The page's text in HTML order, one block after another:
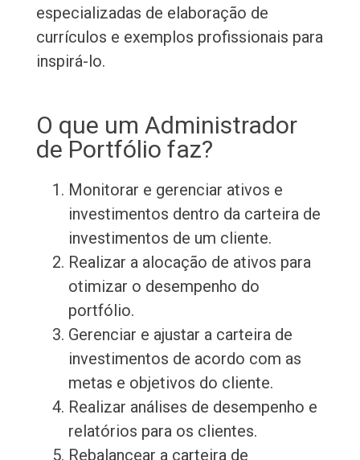
especializadas de elaboração de
currículos e exemplos profissionais para
inspirá-lo.
O que um Administrador
de Portfólio faz?
Monitorar e gerenciar ativos e
investimentos dentro da carteira de
investimentos de um cliente.
Realizar a alocação de ativos para
otimizar o desempenho do
portfólio.
Gerenciar e ajustar a carteira de
investimentos de acordo com as
metas e objetivos do cliente.
Realizar análises de desempenho e
relatórios para os clientes.
Rebalancear a carteira de